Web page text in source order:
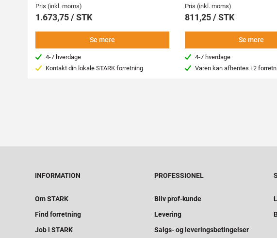
Pris (inkl. moms)
1.673,75 / STK
Se mere
4-7 hverdage
Kontakt din lokale STARK forretning
Pris (inkl. moms)
811,25 / STK
Se mere
4-7 hverdage
Varen kan afhentes i 2
INFORMATION
Om STARK
Find forretning
Job i STARK
PROFESSIONEL
Bliv prof-kunde
Levering
Salgs- og leveringsbetingelser